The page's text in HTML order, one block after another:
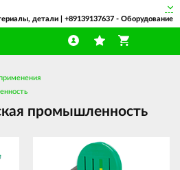
детали | +89139137637 - Оборудование
промышленность